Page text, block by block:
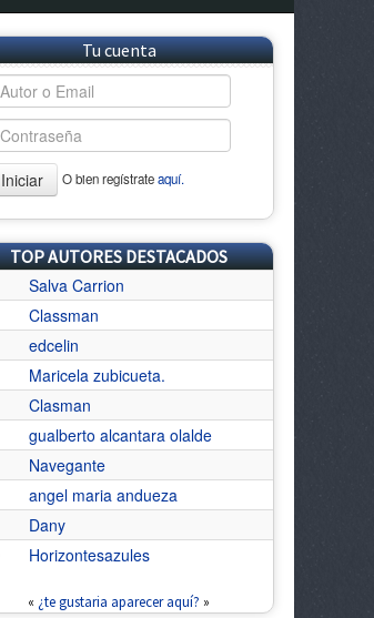
Tu cuenta
Iniciar O bien regístrateaquí.
TOP AUTORES DESTACADOS
Salva Carrion
Classman
edcelin
Maricela zubicueta.
Clasman
gualberto alcantara olalde
Navegante
angel maria andueza
Dany
Horizontesazules
« ¿te gustaria aparecer aquí? »